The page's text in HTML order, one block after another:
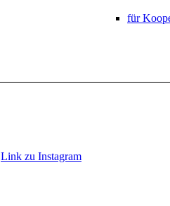
für
Link zu Instagram